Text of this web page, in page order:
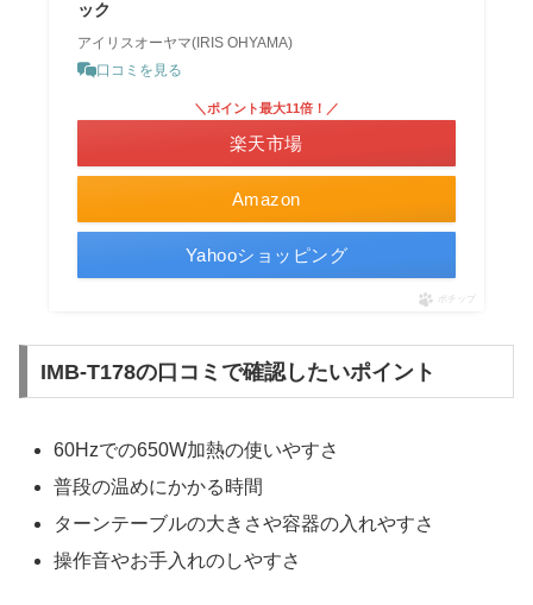
ック
アイリスオーヤマ(IRIS OHYAMA)
口コミを見る
Amazon
＼ポイント最大11倍！／
楽天市場
Yahooショッピング
ポチップ
IMB-T178の口コミで確認したいポイント
60Hzでの650W加熱の使いやすさ
普段の温めにかかる時間
ターンテーブルの大きさや容器の入れやすさ
操作音やお手入れのしやすさ